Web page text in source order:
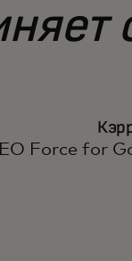
Force for